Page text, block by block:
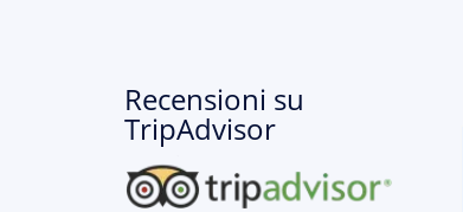
Recensioni su
TripAdvisor